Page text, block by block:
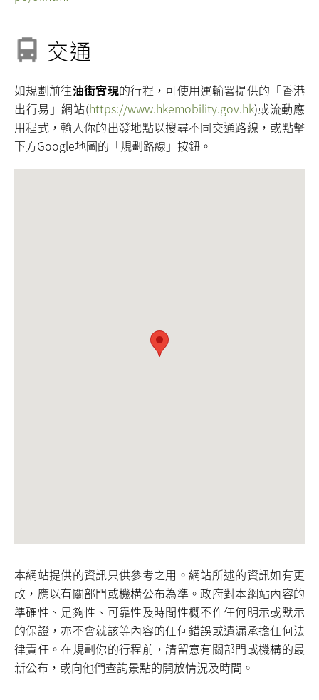
交通
如規劃前往油街實現的行程，可使用運輸署提供的「香港
出行易」網站(https://www.hkemobility.gov.hk)或流動應
用程式，輸入你的出發地點以搜尋不同交通路線，或點擊
下方Google地圖的「規劃路線」按鈕。
本網站提供的資訊只供參考之用。網站所述的資訊如有更
改，應以有關部門或機構公布為準。政府對本網站內容的
準確性、足夠性、可靠性及時間性概不作任何明示或默示
的保證，亦不會就該等內容的任何錯誤或遺漏承擔任何法
律責任。在規劃你的行程前，請留意有關部門或機構的最
新公布，或向他們查詢景點的開放情況及時間。